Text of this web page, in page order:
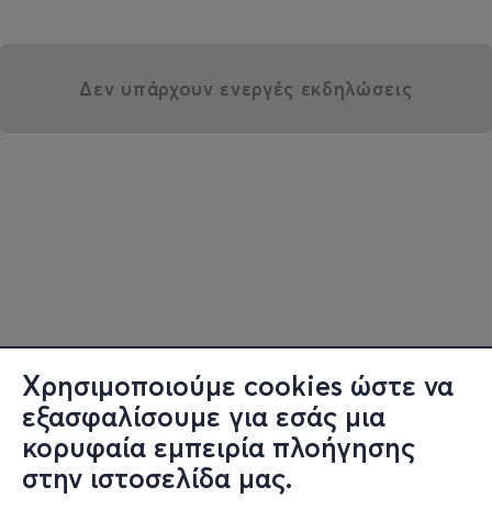
Χρησιμοποιούμε cookies ώστε να
εξασφαλίσουμε για εσάς μια
κορυφαία εμπειρία πλοήγησης
στην ιστοσελίδα μας.
Δεν υπάρχουν ενεργές εκδηλώσεις